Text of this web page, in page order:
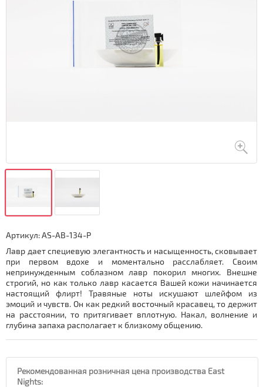
Артикул:AS-AB-134-P
Лавр дает специевую элегантность и насыщенность, сковывает
при первом вдохе и моментально расслабляет. Своим
непринужденным соблазном лавр покорил многих. Внешне
строгий, но как только лавр касается Вашей кожи начинается
настоящий флирт! Травяные ноты искушают шлейфом из
эмоций и чувств. Он как редкий восточный красавец, то держит
на расстоянии, то притягивает вплотную. Накал, волнение и
глубина запаха располагает к близкому общению.
Рекомендованная розничная цена производства East
Nights: